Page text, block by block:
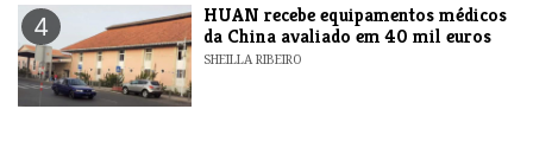
4
HUAN recebe equipamentos médicos
da China avaliado em 40 mil euros
SHEILLA RIBEIRO